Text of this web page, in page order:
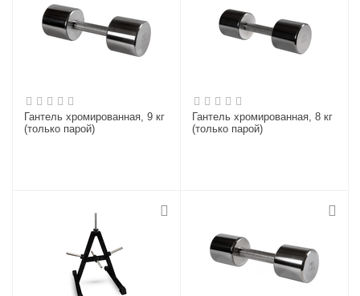
Гантель хромированная, 9 кг
(только парой)
Гантель хромированная, 8 кг
(только парой)